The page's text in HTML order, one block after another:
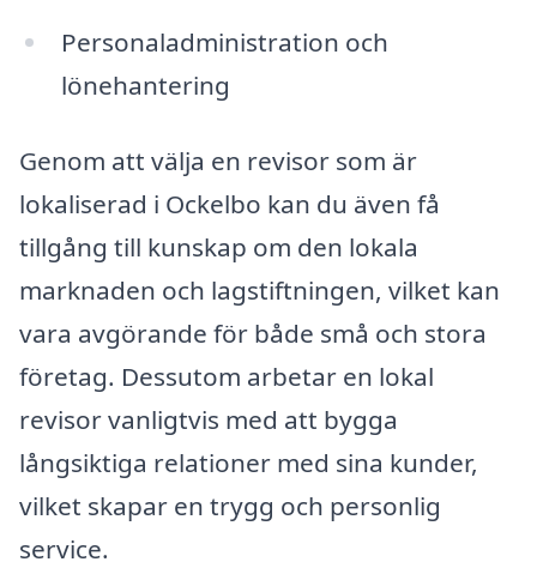
Personaladministration och
lönehantering
Genom att välja en revisor som är
lokaliserad i Ockelbo kan du även få
tillgång till kunskap om den lokala
marknaden och lagstiftningen, vilket kan
vara avgörande för både små och stora
företag. Dessutom arbetar en lokal
revisor vanligtvis med att bygga
långsiktiga relationer med sina kunder,
vilket skapar en trygg och personlig
service.